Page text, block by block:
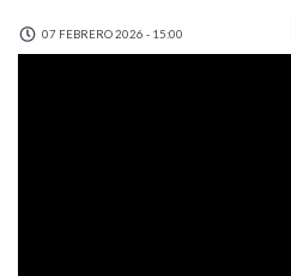
07 FEBRERO 2026 - 15:00